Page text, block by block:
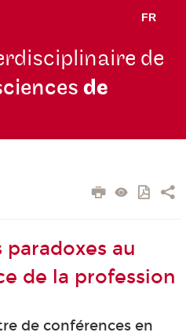
FR
de
de
au
de la profession
de conférences en